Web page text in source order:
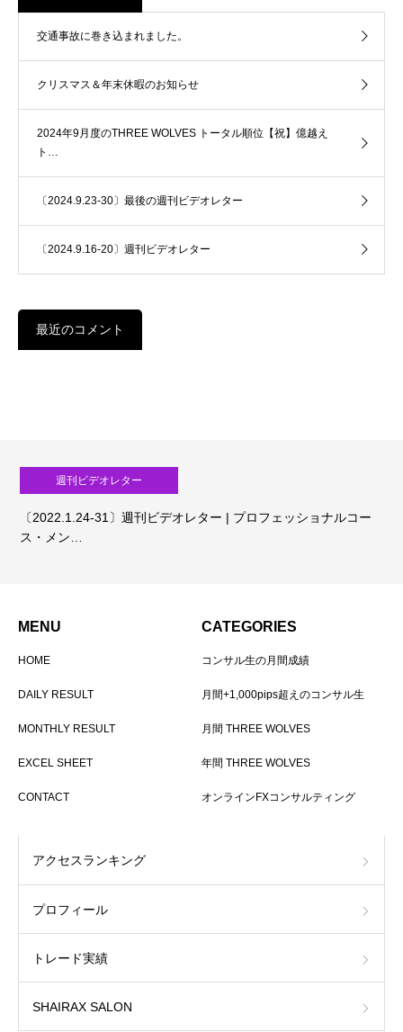
交通事故に巻き込まれました。
クリスマス＆年末休暇のお知らせ
2024年9月度のTHREE WOLVES トータル順位【祝】億越え
ト…
〔2024.9.23-30〕最後の週刊ビデオレター
〔2024.9.16-20〕週刊ビデオレター
最近のコメント
週刊ビデオレター
〔2022.1.24-31〕週刊ビデオレター | プロフェッショナルコー
ス・メン…
MENU
HOME
DAILY RESULT
MONTHLY RESULT
EXCEL SHEET
CONTACT
CATEGORIES
コンサル生の月間成績
月間+1,000pips超えのコンサル生
月間 THREE WOLVES
年間 THREE WOLVES
オンラインFXコンサルティング
アクセスランキング
プロフィール
トレード実績
SHAIRAX SALON